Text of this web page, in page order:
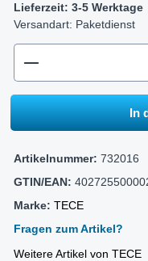
Lieferzeit: 3-5 Werktage
Versandart: Paketdienst
In
Artikelnummer: 732016
GTIN/EAN:
Marke: TECE
Fragen zum Artikel?
Weitere Artikel von TECE